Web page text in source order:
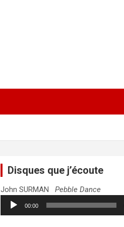
Disques que j’écoute
John SURMANPebble Dance
Lecteur
audio
00:00